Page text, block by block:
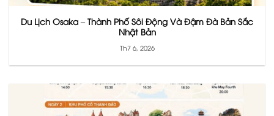
Du Lịch Osaka – Thành Phố Sôi Động Và Đậm Đà Bản Sắc
Nhật Bản
Th7 6, 2026